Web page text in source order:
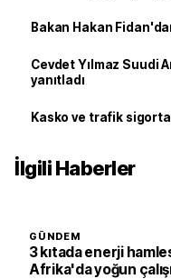
Bakan Hakan
Cevdet Yılmaz Suudi
yanıtladı
Kasko ve trafik
İlgili Haberler
GÜNDEM
3 kıtada enerji
Afrika'da yoğun